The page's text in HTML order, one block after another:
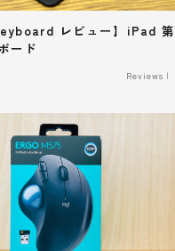
レビュー】iPad 第
ード
Reviews |